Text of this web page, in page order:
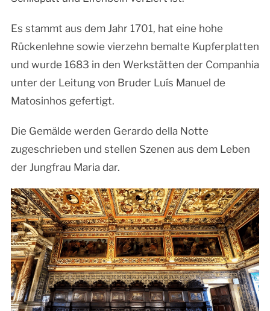
Es stammt aus dem Jahr 1701, hat eine hohe
Rückenlehne sowie vierzehn bemalte Kupferplatten
und wurde 1683 in den Werkstätten der Companhia
unter der Leitung von Bruder Luís Manuel de
Matosinhos gefertigt.
Die Gemälde werden Gerardo della Notte
zugeschrieben und stellen Szenen aus dem Leben
der Jungfrau Maria dar.